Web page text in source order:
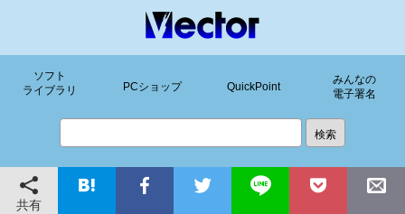
ソフト
ライブラリ
PCショップ QuickPoint
みんなの
電子署名
共有